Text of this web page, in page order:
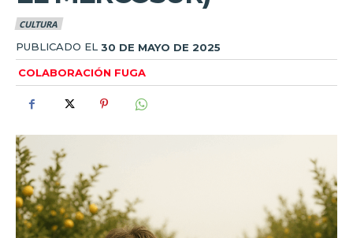
CULTURA
PUBLICADO EL 30 DE MAYO DE 2025
COLABORACIÓN FUGA